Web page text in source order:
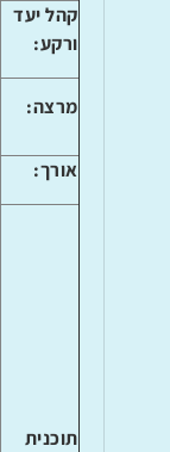
קהל יעד
ורקע:
מרצה:
אורך:
תוכנית